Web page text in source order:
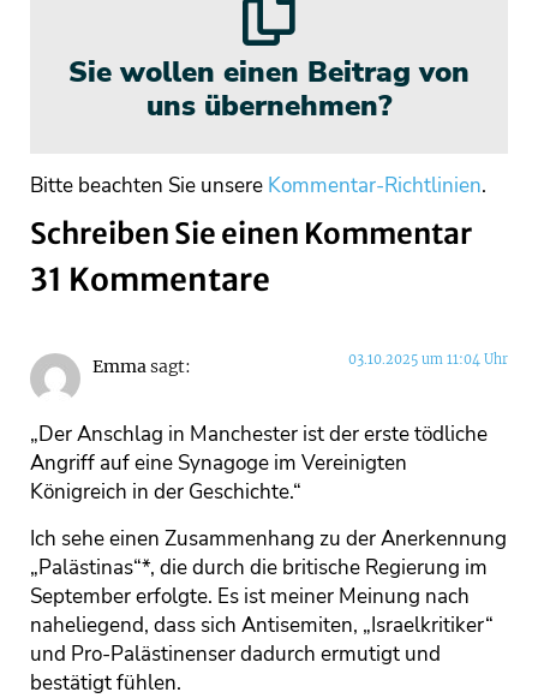
Sie wollen einen Beitrag von
uns übernehmen?
Bitte beachten Sie unsere Kommentar-Richtlinien.
Schreiben Sie einen Kommentar
31 Kommentare
Emmasagt: 03.10.2025 um 11:04 Uhr
„Der Anschlag in Manchester ist der erste tödliche
Angriff auf eine Synagoge im Vereinigten
Königreich in der Geschichte.“
Ich sehe einen Zusammenhang zu der Anerkennung
„Palästinas“*, die durch die britische Regierung im
September erfolgte. Es ist meiner Meinung nach
naheliegend, dass sich Antisemiten, „Israelkritiker“
und Pro-Palästinenser dadurch ermutigt und
bestätigt fühlen.